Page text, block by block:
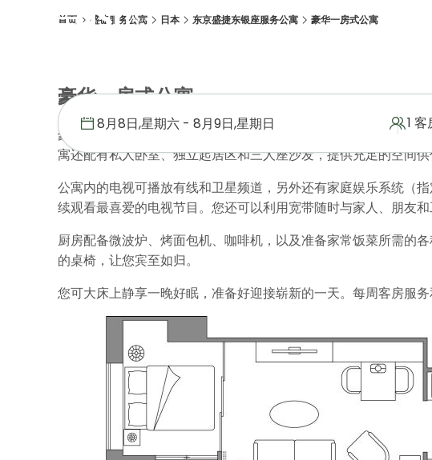
首页 盛捷服务公寓 日本 东京盛捷东银座服务公寓 豪华一房式公寓
豪华一房式公寓
豪华一房式公寓面积为 42 平方米，空间宽敞且装饰奢华，配有
寓还配有私人卧室、独立起居区和三人座沙发，提供充足的空间
公寓内的电视可播放有线和卫星频道，另外还有家庭娱乐系统（
续观看最喜爱的电视节目。您还可以利用宽带随时与家人、朋友和
厨房配备微波炉、烤面包机、咖啡机，以及准备家常饭菜所需的
的桌椅，让您宾至如归。
您可大床上静享一晚好眠，准备好迎接崭新的一天。每周客房服